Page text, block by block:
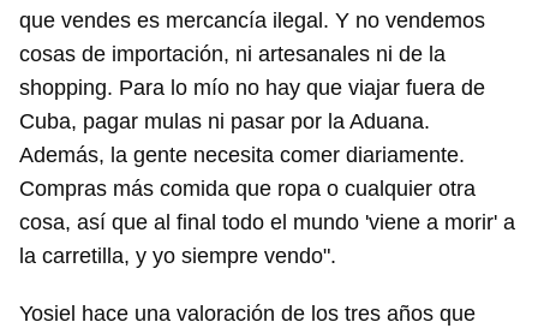
que vendes es mercancía ilegal. Y no vendemos
cosas de importación, ni artesanales ni de la
shopping. Para lo mío no hay que viajar fuera de
Cuba, pagar mulas ni pasar por la Aduana.
Además, la gente necesita comer diariamente.
Compras más comida que ropa o cualquier otra
cosa, así que al final todo el mundo 'viene a morir' a
la carretilla, y yo siempre vendo".
Yosiel hace una valoración de los tres años que